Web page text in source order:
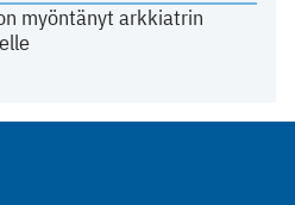
myöntänyt arkkiatrin